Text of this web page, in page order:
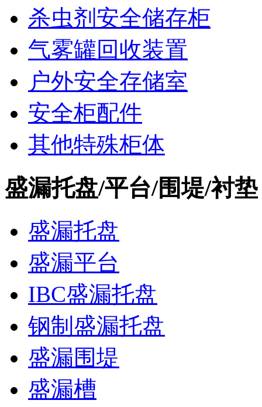
杀虫剂安全储存柜
气雾罐回收装置
户外安全存储室
安全柜配件
其他特殊柜体
盛漏托盘/平台/围堤/衬垫
盛漏托盘
盛漏平台
IBC盛漏托盘
钢制盛漏托盘
盛漏围堤
盛漏槽